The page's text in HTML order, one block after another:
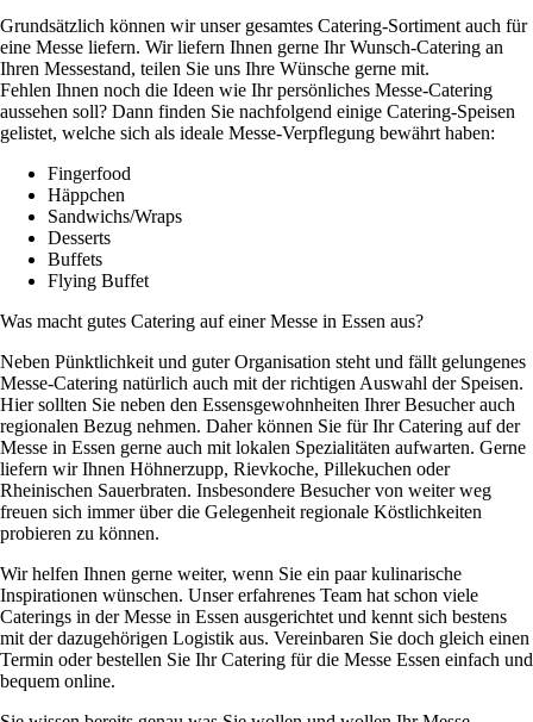
Grundsätzlich können wir unser gesamtes Catering-Sortiment auch für
eine Messe liefern. Wir liefern Ihnen gerne Ihr Wunsch-Catering an
Ihren Messestand, teilen Sie uns Ihre Wünsche gerne mit.
Fehlen Ihnen noch die Ideen wie Ihr persönliches Messe-Catering
aussehen soll? Dann finden Sie nachfolgend einige Catering-Speisen
gelistet, welche sich als ideale Messe-Verpflegung bewährt haben:
Fingerfood
Häppchen
Sandwichs/Wraps
Desserts
Buffets
Flying Buffet
Was macht gutes Catering auf einer Messe in Essen aus?
Neben Pünktlichkeit und guter Organisation steht und fällt gelungenes
Messe-Catering natürlich auch mit der richtigen Auswahl der Speisen.
Hier sollten Sie neben den Essensgewohnheiten Ihrer Besucher auch
regionalen Bezug nehmen. Daher können Sie für Ihr Catering auf der
Messe in Essen gerne auch mit lokalen Spezialitäten aufwarten. Gerne
liefern wir Ihnen Höhnerzupp, Rievkoche, Pillekuchen oder
Rheinischen Sauerbraten. Insbesondere Besucher von weiter weg
freuen sich immer über die Gelegenheit regionale Köstlichkeiten
probieren zu können.
Wir helfen Ihnen gerne weiter, wenn Sie ein paar kulinarische
Inspirationen wünschen. Unser erfahrenes Team hat schon viele
Caterings in der Messe in Essen ausgerichtet und kennt sich bestens
mit der dazugehörigen Logistik aus. Vereinbaren Sie doch gleich einen
Termin oder bestellen Sie Ihr Catering für die Messe Essen einfach und
bequem online.